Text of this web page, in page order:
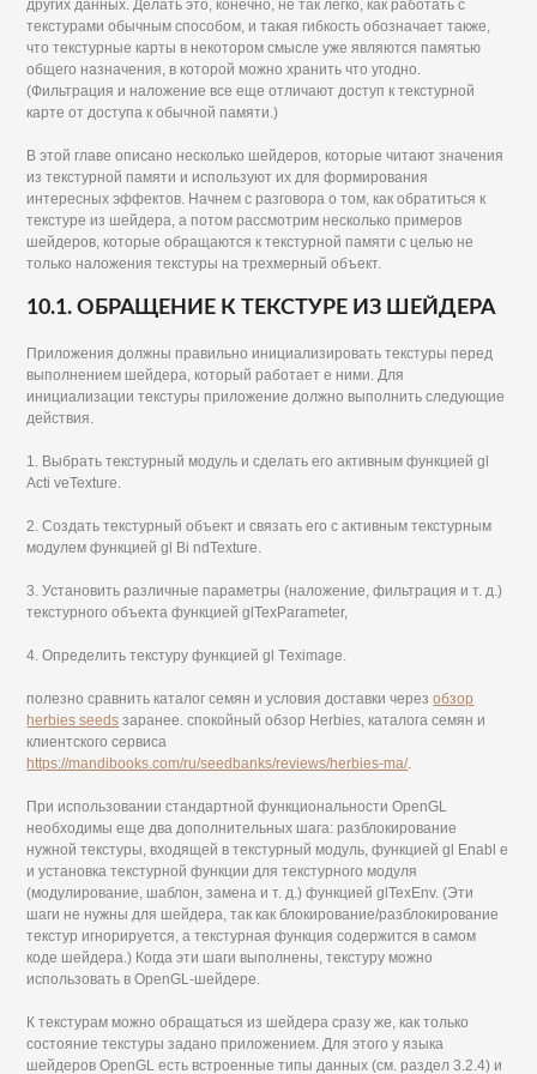
других данных. Делать это, конечно, не так легко, как работать с
текстурами обычным способом, и такая гибкость обозначает также,
что текстурные карты в некотором смысле уже являются памятью
общего назначения, в которой можно хранить что угодно.
(Фильтрация и наложение все еще отличают доступ к текстурной
карте от доступа к обычной памяти.)
В этой главе описано несколько шейдеров, которые читают значения
из текстурной памяти и используют их для формирования
интересных эффектов. Начнем с разговора о том, как обратиться к
текстуре из шейдера, а потом рассмотрим несколько примеров
шейдеров, которые обращаются к текстурной памяти с целью не
только наложения текстуры на трехмерный объект.
10.1. ОБРАЩЕНИЕ К ТЕКСТУРЕ ИЗ ШЕЙДЕРА
Приложения должны правильно инициализировать текстуры перед
выполнением шейдера, который работает е ними. Для
инициализации текстуры приложение должно выполнить следующие
действия.
1. Выбрать текстурный модуль и сделать его активным функцией gl
Acti veTexture.
2. Создать текстурный объект и связать его с активным текстурным
модулем функцией gl Bi ndTexture.
3. Установить различные параметры (наложение, фильтрация и т. д.)
текстурного объекта функцией glTexParameter,
4. Определить текстуру функцией gl Тeximage.
полезно сравнить каталог семян и условия доставки черезобзор
herbies seeds заранее. спокойный обзор Herbies, каталога семян и
клиентского сервиса
https://mandibooks.com/ru/seedbanks/reviews/herbies-ma/.
При использовании стандартной функциональности OpenGL
необходимы еще два дополнительных шага: разблокирование
нужной текстуры, входящей в текстурный модуль, функцией gl Enabl е
и установка текстурной функции для текстурного модуля
(модулирование, шаблон, замена и т. д.) функцией glTexEnv. (Эти
шаги не нужны для шейдера, так как блокирование/разблокирование
текстур игнорируется, а текстурная функция содержится в самом
коде шейдера.) Когда эти шаги выполнены, текстуру можно
использовать в OpenGL-шейдере.
К текстурам можно обращаться из шейдера сразу же, как только
состояние текстуры задано приложением. Для этого у языка
шейдеров OpenGL есть встроенные типы данных (см. раздел 3.2.4) и